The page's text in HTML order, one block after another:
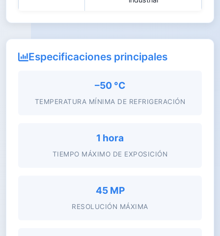
Especificaciones principales
–50 °C
TEMPERATURA MÍNIMA DE REFRIGERACIÓN
1 hora
TIEMPO MÁXIMO DE EXPOSICIÓN
45 MP
RESOLUCIÓN MÁXIMA